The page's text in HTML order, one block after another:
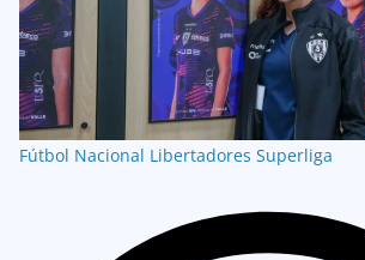
Fútbol Nacional Libertadores Superliga